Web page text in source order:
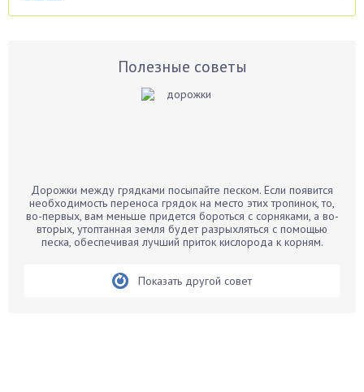
Аспарагус
Бархатцы
Бегония
Белые грибы
Полезные советы
Дорожки между грядками посыпайте песком. Если появится
необходимость переноса грядок на место этих тропинок, то,
во-первых, вам меньше придется бороться с сорняками, а во-
вторых, утоптанная земля будет разрыхляться с помощью
песка, обеспечивая лучший приток кислорода к корням.
Показать другой совет